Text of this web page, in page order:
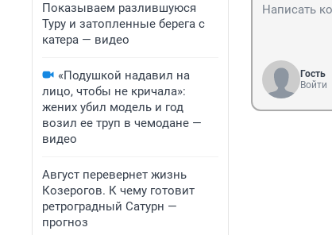
Показываем разлившуюся
Туру и затопленные берега с
катера — видео
«Подушкой надавил на
лицо, чтобы не кричала»:
жених убил модель и год
возил ее труп в чемодане —
видео
Август перевернет жизнь
Козерогов. К чему готовит
ретроградный Сатурн —
прогноз
Гость
Войти